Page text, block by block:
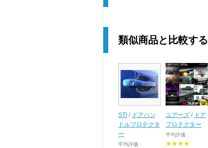
類似商品と比較する
STI / ドアハン
ドルプロテクタ
ー
平均評価 :
ユアーズ / ドア
プロテクター
平均評価 :
★★★★